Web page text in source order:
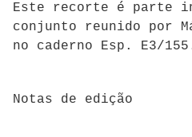
Este recorte é parte
conjunto reunido por
no caderno Esp. E3/
Notas de edição